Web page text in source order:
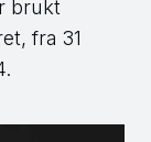
brukt
fra 31